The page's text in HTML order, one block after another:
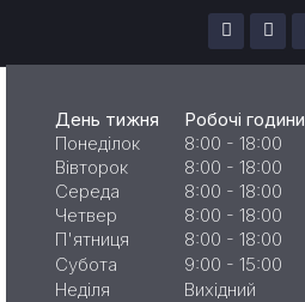
День тижня
Робочі години
Понеділок
8:00 - 18:00
Вівторок
8:00 - 18:00
Середа
8:00 - 18:00
Четвер
8:00 - 18:00
П'ятниця
8:00 - 18:00
Субота
9:00 - 15:00
Неділя
Вихідний